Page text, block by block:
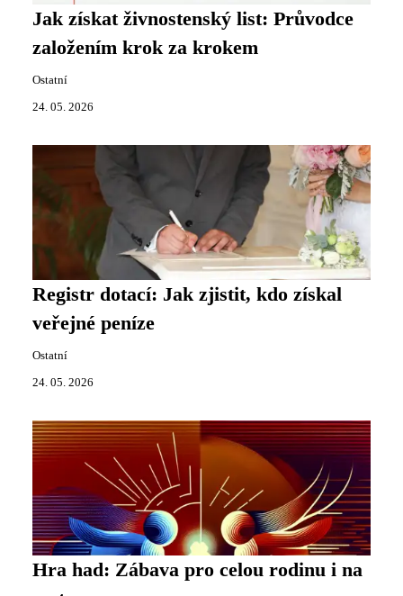
Jak získat živnostenský list: Průvodce
založením krok za krokem
Ostatní
24. 05. 2026
Registr dotací: Jak zjistit, kdo získal
veřejné peníze
Ostatní
24. 05. 2026
Hra had: Zábava pro celou rodinu i na